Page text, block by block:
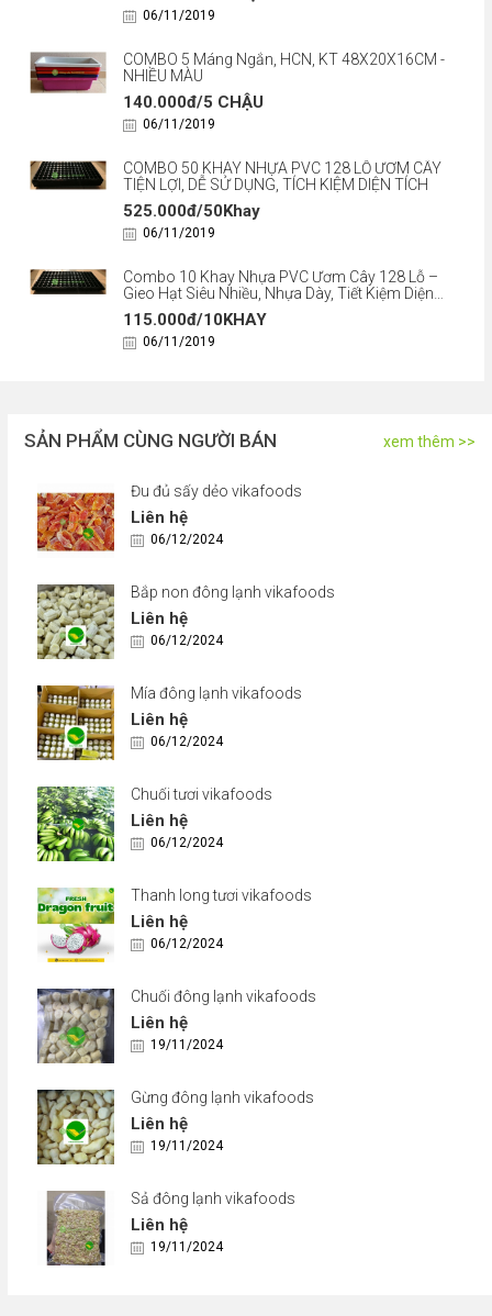
06/11/2019
COMBO 5 Máng Ngắn, HCN, KT 48X20X16CM -
NHIỀU MÀU
140.000đ/5 CHẬU
06/11/2019
COMBO 50 KHAY NHỰA PVC 128 LỖ ƯƠM CÂY
TIỆN LỢI, DỄ SỬ DỤNG, TÍCH KIỆM DIỆN TÍCH
525.000đ/50Khay
06/11/2019
Combo 10 Khay Nhựa PVC Ươm Cây 128 Lỗ –
Gieo Hạt Siêu Nhiều, Nhựa Dày, Tiết Kiệm Diện
Tích
115.000đ/10KHAY
06/11/2019
SẢN PHẨM CÙNG NGƯỜI BÁN xem thêm >>
Đu đủ sấy dẻo vikafoods
Liên hệ
06/12/2024
Bắp non đông lạnh vikafoods
Liên hệ
06/12/2024
Mía đông lạnh vikafoods
Liên hệ
06/12/2024
Chuối tươi vikafoods
Liên hệ
06/12/2024
Thanh long tươi vikafoods
Liên hệ
06/12/2024
Chuối đông lạnh vikafoods
Liên hệ
19/11/2024
Gừng đông lạnh vikafoods
Liên hệ
19/11/2024
Sả đông lạnh vikafoods
Liên hệ
19/11/2024